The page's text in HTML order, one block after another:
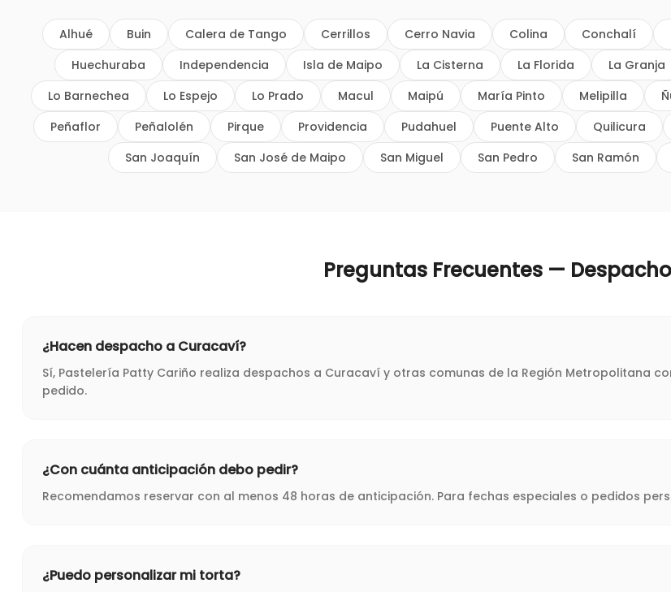
Alhué Buin Calera de Tango Cerrillos Cerro Navia Colina Conchalí
Huechuraba
Independencia Isla de Maipo La Cisterna La Florida La Granja
Lo Barnechea
Lo Espejo Lo Prado Macul Maipú María Pinto Melipilla
Peñaflor
Peñalolén Pirque Providencia Pudahuel Puente Alto Quilicura
San Joaquín
San José de Maipo San Miguel San Pedro San Ramón
Preguntas Frecuentes — Despacho
¿Hacen despacho a Curacaví?
Sí, Pastelería Patty Cariño realiza despachos a Curacaví y otras comunas de la Región Metropolitana
pedido.
¿Con cuánta anticipación debo pedir?
Recomendamos reservar con al menos 48 horas de anticipación. Para fechas especiales o pedidos
¿Puedo personalizar mi torta?